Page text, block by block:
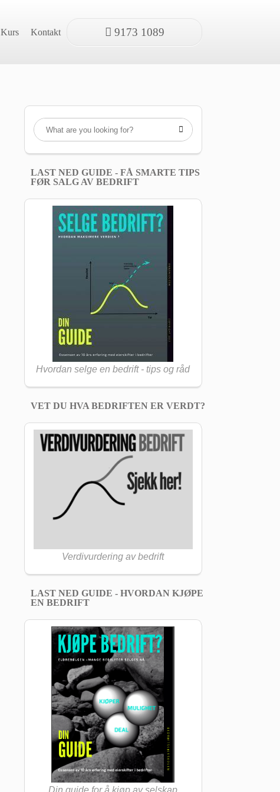
Kurs Kontakt 9173 1089

LAST NED GUIDE - FÅ SMARTE TIPS
FØR SALG AV BEDRIFT
Hvordan selge en bedrift - tips og råd
VET DU HVA BEDRIFTEN ER VERDT?
Verdivurdering av bedrift
LAST NED GUIDE - HVORDAN KJØPE
EN BEDRIFT
Din guide for å kjøp av selskap